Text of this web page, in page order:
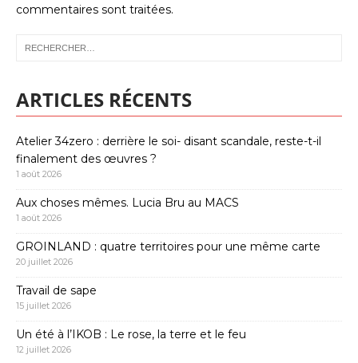
commentaires sont traitées.
ARTICLES RÉCENTS
Atelier 34zero : derrière le soi- disant scandale, reste-t-il
finalement des œuvres ?
1 août 2026
Aux choses mêmes. Lucia Bru au MACS
1 août 2026
GROINLAND : quatre territoires pour une même carte
20 juillet 2026
Travail de sape
15 juillet 2026
Un été à l’IKOB : Le rose, la terre et le feu
12 juillet 2026